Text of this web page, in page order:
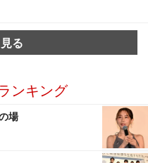
る
ンキング
場